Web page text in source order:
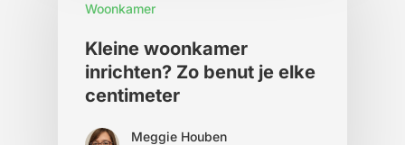
Woonkamer
Kleine woonkamer
inrichten? Zo benut je elke
centimeter
Meggie Houben